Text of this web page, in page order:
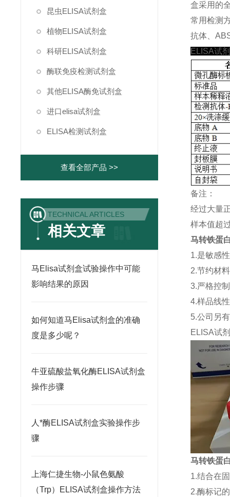
昆虫ELISA试剂盒
植物ELISA试剂盒
科研ELISA试剂盒
酶联免疫检测试剂盒
其他ELISA酶免试剂盒
进口elisa试剂盒
ELISA检测试剂盒
查看全部产品 >>
TECHNICAL ARTICLES
相关文章
马Elisa试剂盒试验操作中可能
影响结果的原因
如何知道马Elisa试剂盒的准确
度是多少呢？
牛亚硫酸盐氧化酶ELISA试剂盒
操作步骤
人*酶ELISA试剂盒实验操作步
骤
上海仁捷生物-小鼠色氨酸
（Trp）ELISA试剂盒操作方法
盒采用的
常用检测
抗体、
ELISA试
备注：
经过大量
样本值超
马转铁蛋
1.是敏感
2.节约材
3.严格控
4.样品线
5.公司另
ELISA试
马转铁蛋
1.结合在
2.酶标记